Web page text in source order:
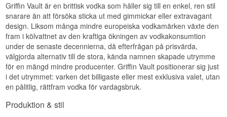
Mjuk och rundad. Sötman ligger i mitten, och ett
jordigt streck kassia och vitpeppar kommer fram
mot slutet.
Eftersmak
Kort och prydlig. Värmen lättar snabbt och lämnar
ett torrt, nästan kritigt spår kvar.
Specifikationer
Griffin Vault är en brittisk vodka som håller sig till en enkel, ren stil
snarare än att försöka sticka ut med gimmickar eller extravagant
design. Liksom många mindre europeiska vodkamärken växte den
fram i kölvattnet av den kraftiga ökningen av vodkakonsumtion
under de senaste decennierna, då efterfrågan på prisvärda,
välgjorda alternativ till de stora, kända namnen skapade utrymme
för en mängd mindre producenter. Griffin Vault positionerar sig just
i det utrymmet: varken det billigaste eller mest exklusiva valet, utan
en pålitlig, rättfram vodka för vardagsbruk.
Produktion & stil